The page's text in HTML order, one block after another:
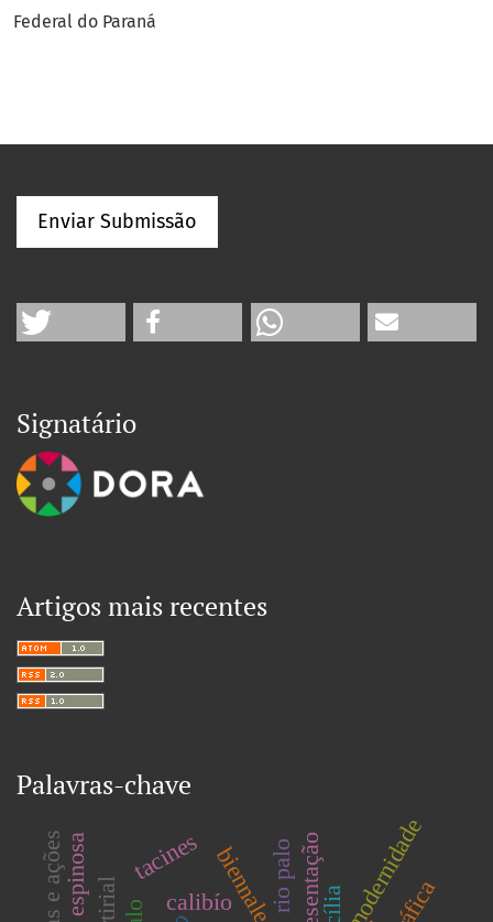
Federal do Paraná
Enviar Submissão
Signatário
Artigos mais recentes
Palavras-chave
modernidade
calibío
tacines rio palo